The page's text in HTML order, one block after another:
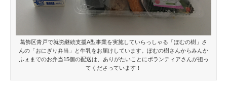
葛飾区青戸で就労継続支援A型事業を実施していらっしゃる「ぽむの樹」さ
んの「おにぎり弁当」と牛乳をお届けしています。ぽむの樹さんからみんか
ふぇまでのお弁当15個の配送は、ありがたいことにボランティアさんが担っ
てくださっています！